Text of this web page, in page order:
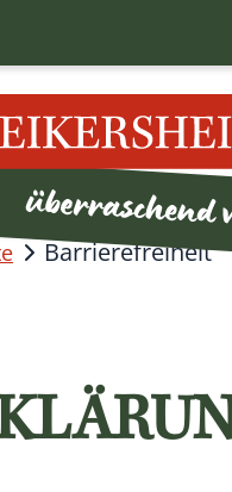
Barrierefreiheit